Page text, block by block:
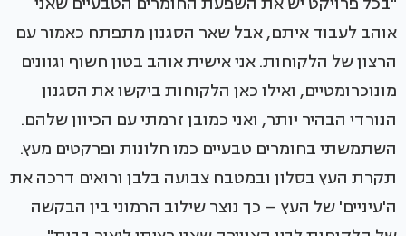
אוהב לעבוד איתם, אבל שאר הסגנון מתפתח כאמור עם
הרצון של הלקוחות. אני אישית אוהב בטון חשוף וגוונים
מונוכרומטיים, ואילו כאן הלקוחות ביקשו את הסגנון
הנורדי הבהיר יותר, ואני כמובן זרמתי עם הכיוון שלהם.
השתמשתי בחומרים טבעיים כמו חלונות ופרקטים מעץ.
תקרת העץ בסלון ובמטבח צבועה בלבן ורואים דרכה את
ה'עיניים' של העץ – כך נוצר שילוב הרמוני בין הבקשה